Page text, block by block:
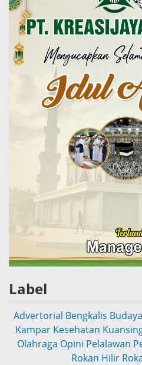
Label
Advertorial Bengkalis Budaya
Kampar Kesehatan
Olahraga Opini Pelalawan
Rokan Hilir